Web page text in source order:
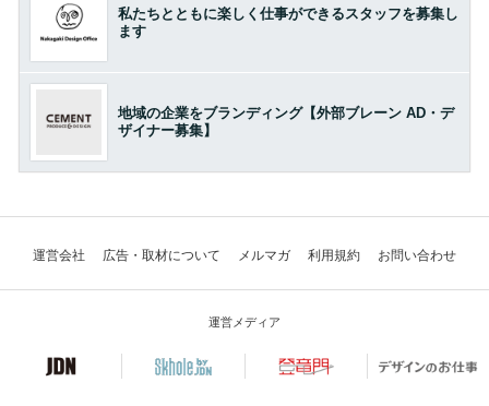
私たちとともに楽しく仕事ができるスタッフを募集し
ます
地域の企業をブランディング【外部ブレーン AD・デ
ザイナー募集】
運営会社 広告・取材について メルマガ 利用規約 お問い合わせ
運営メディア